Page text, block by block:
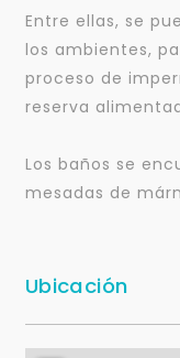
Entre ellas, se
los ambientes,
proceso de
reserva
Los baños se
mesadas de
Ubicación